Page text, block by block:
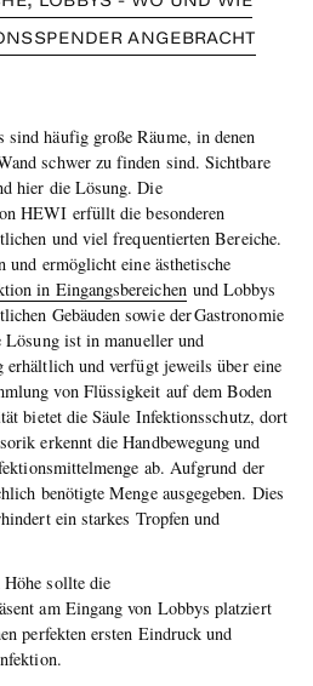
ANGEBRACHT
sind häufig große Räume, in denen
schwer zu finden sind. Sichtbare
hier die Lösung. Die
HEWI erfüllt die besonderen
und viel frequentierten Bereiche.
und ermöglicht eine ästhetische
in Eingangsbereichen und Lobbys
Gebäuden sowie der Gastronomie
ist in manueller und
erhältlich und verfügt jeweils über eine
von Flüssigkeit auf dem Boden
bietet die Säule Infektionsschutz, dort
erkennt die Handbewegung und
ab. Aufgrund der
benötigte Menge ausgegeben. Dies
ein starkes Tropfen und
sollte die
am Eingang von Lobbys platziert
perfekten ersten Eindruck und